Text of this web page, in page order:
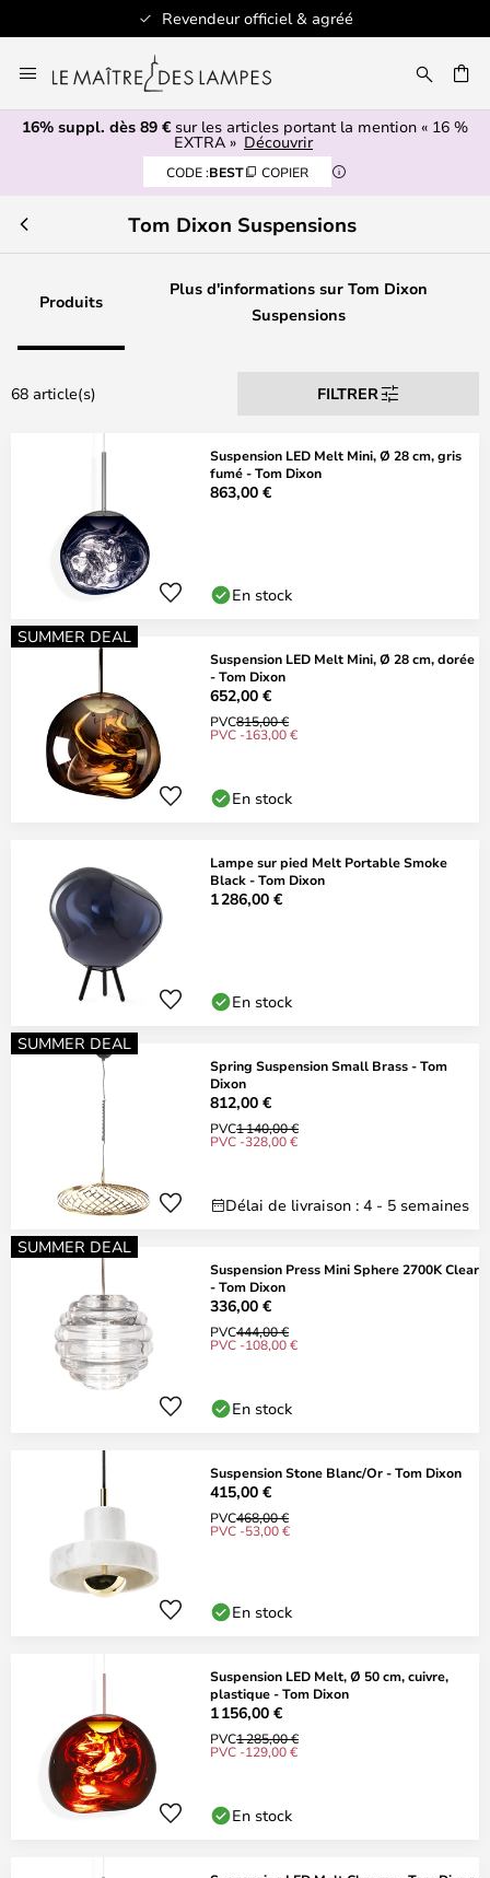
Revendeur officiel & agréé
au
contenu
16% suppl. dès 89 € sur les articles portant la mention « 16 %
EXTRA » Découvrir
CODE :BEST COPIER
Tom Dixon Suspensions
Produits
Plus d'informations sur Tom Dixon
Suspensions
68 article(s) FILTRER
Suspension LED Melt Mini, Ø 28 cm, gris
fumé - Tom Dixon
863,00 €
En stock
SUMMER DEAL
Suspension LED Melt Mini, Ø 28 cm, dorée
- Tom Dixon
652,00 €
PVC815,00 €
PVC -163,00 €
En stock
Lampe sur pied Melt Portable Smoke
Black - Tom Dixon
1 286,00 €
En stock
SUMMER DEAL
Spring Suspension Small Brass - Tom
Dixon
812,00 €
PVC1 140,00 €
PVC -328,00 €
Délai de livraison : 4 - 5 semaines
SUMMER DEAL
Suspension Press Mini Sphere 2700K Clear
- Tom Dixon
336,00 €
PVC444,00 €
PVC -108,00 €
En stock
Suspension Stone Blanc/Or - Tom Dixon
415,00 €
PVC468,00 €
PVC -53,00 €
En stock
Suspension LED Melt, Ø 50 cm, cuivre,
plastique - Tom Dixon
1 156,00 €
PVC1 285,00 €
PVC -129,00 €
En stock